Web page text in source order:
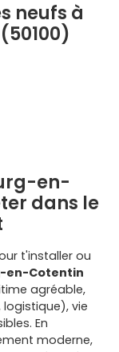
neufs à
en-
dans le
t'installer ou
en-Cotentin
agréable,
vie
En
moderne,